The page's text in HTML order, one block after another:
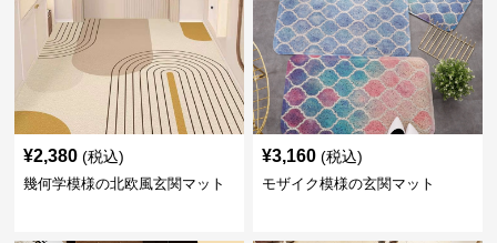
¥2,380 (税込)
幾何学模様の北欧風玄関マット
¥3,160 (税込)
モザイク模様の玄関マット